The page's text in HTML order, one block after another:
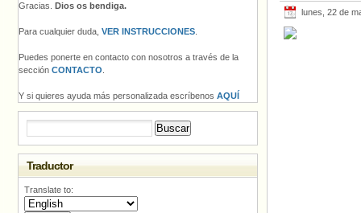
lunes, 22 de
Gracias. Dios os bendiga.
Para cualquier duda, VER INSTRUCCIONES
Puedes ponerte en contacto con nosotros a través de la
sección CONTACTO
Y si quieres ayuda más personalizada escríbenos AQUÍ
Traductor
Translate to: